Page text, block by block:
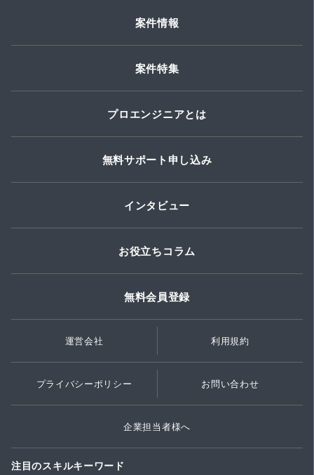
案件情報
案件特集
プロエンジニアとは
無料サポート申し込み
インタビュー
お役立ちコラム
無料会員登録
運営会社 利用規約
プライバシーポリシー お問い合わせ
企業担当者様へ
注目のスキルキーワード